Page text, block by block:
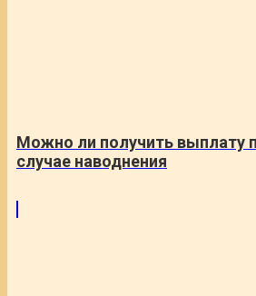
Можно ли получить выплату
случае наводнения